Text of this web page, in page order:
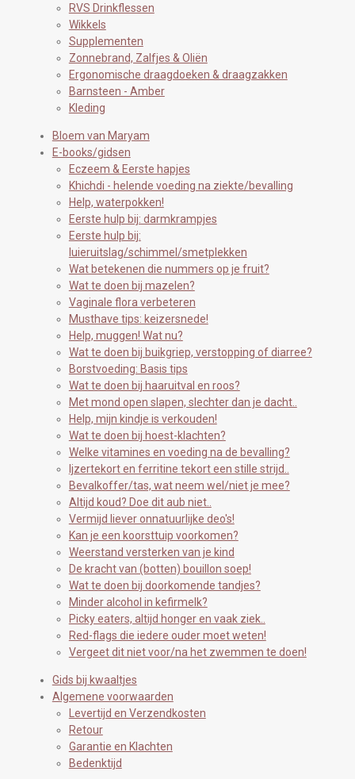
RVS Drinkflessen
Wikkels
Supplementen
Zonnebrand, Zalfjes & Oliën
Ergonomische draagdoeken & draagzakken
Barnsteen - Amber
Kleding
Bloem van Maryam
E-books/gidsen
Eczeem & Eerste hapjes
Khichdi - helende voeding na ziekte/bevalling
Help, waterpokken!
Eerste hulp bij: darmkrampjes
Eerste hulp bij:
luieruitslag/schimmel/smetplekken
Wat betekenen die nummers op je fruit?
Wat te doen bij mazelen?
Vaginale flora verbeteren
Musthave tips: keizersnede!
Help, muggen! Wat nu?
Wat te doen bij buikgriep, verstopping of diarree?
Borstvoeding: Basis tips
Wat te doen bij haaruitval en roos?
Met mond open slapen, slechter dan je dacht..
Help, mijn kindje is verkouden!
Wat te doen bij hoest-klachten?
Welke vitamines en voeding na de bevalling?
Ijzertekort en ferritine tekort een stille strijd..
Bevalkoffer/tas, wat neem wel/niet je mee?
Altijd koud? Doe dit aub niet..
Vermijd liever onnatuurlijke deo's!
Kan je een koorsttuip voorkomen?
Weerstand versterken van je kind
De kracht van (botten) bouillon soep!
Wat te doen bij doorkomende tandjes?
Minder alcohol in kefirmelk?
Picky eaters, altijd honger en vaak ziek..
Red-flags die iedere ouder moet weten!
Vergeet dit niet voor/na het zwemmen te doen!
Gids bij kwaaltjes
Algemene voorwaarden
Levertijd en Verzendkosten
Retour
Garantie en Klachten
Bedenktijd